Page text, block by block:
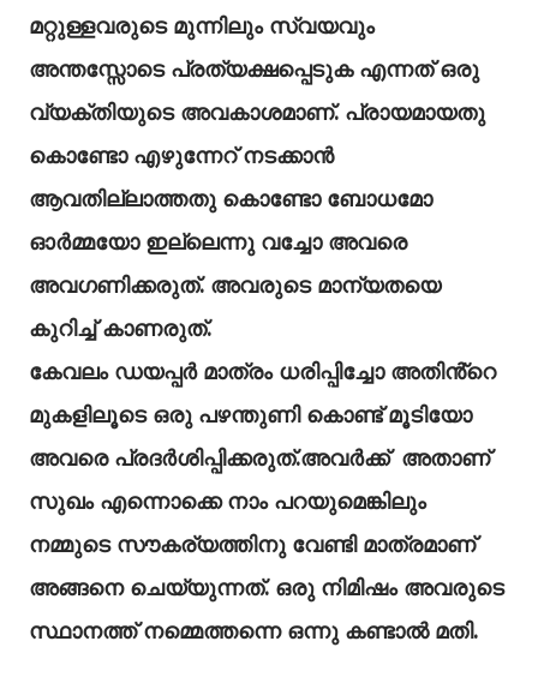
മറ്റുള്ളവരുടെ മുന്നിലും സ്വയവും
അന്തസ്സോടെ പ്രത്യക്ഷപ്പെടുക എന്നത് ഒരു
വ്യക്തിയുടെ അവകാശമാണ്. പ്രായമായതു
കൊണ്ടോ എഴുന്നേറ് നടക്കാൻ
ആവതില്ലാത്തതു കൊണ്ടോ ബോധമോ
ഓർമ്മയോ ഇല്ലെന്നു വച്ചോ അവരെ
അവഗണിക്കരുത്. അവരുടെ മാന്യതയെ
കുറിച്ച് കാണരുത്.
കേവലം ഡയപ്പർ മാത്രം ധരിപ്പിച്ചോ അതിൻ്റെ
മുകളിലൂടെ ഒരു പഴന്തുണി കൊണ്ട് മൂടിയോ
അവരെ പ്രദർശിപ്പിക്കരുത്.അവർക്ക് അതാണ്
സുഖം എന്നൊക്കെ നാം പറയുമെങ്കിലും
നമ്മുടെ സൗകര്യത്തിനു വേണ്ടി മാത്രമാണ്
അങ്ങനെ ചെയ്യുന്നത്. ഒരു നിമിഷം അവരുടെ
സ്ഥാനത്ത് നമ്മെത്തന്നെ ഒന്നു കണ്ടാൽ മതി.